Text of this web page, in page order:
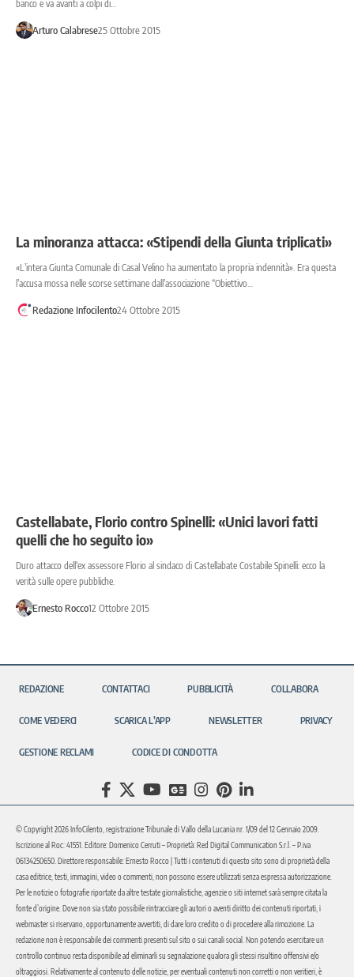
banco e va avanti a colpi di…
Arturo Calabrese25 Ottobre 2015
La minoranza attacca: «Stipendi della Giunta triplicati»
«L’intera Giunta Comunale di Casal Velino ha aumentato la propria indennità». Era questa
l’accusa mossa nelle scorse settimane dall’associazione “Obiettivo…
Redazione Infocilento24 Ottobre 2015
Castellabate, Florio contro Spinelli: «Unici lavori fatti
quelli che ho seguito io»
Duro attacco dell'ex assessore Florio al sindaco di Castellabate Costabile Spinelli: ecco la
verità sulle opere pubbliche.
Ernesto Rocco12 Ottobre 2015
REDAZIONE CONTATTACI PUBBLICITÀ COLLABORA
COME VEDERCI SCARICA L’APP NEWSLETTER PRIVACY
GESTIONE RECLAMI CODICE DI CONDOTTA
© Copyright 2026 InfoCilento, registrazione Tribunale di Vallo della Lucania nr. 1/09 del 12 Gennaio 2009.
Iscrizione al Roc: 41551. Editore: Domenico Cerruti – Proprietà: Red Digital Communication S.r.l. – P.iva
06134250650. Direttore responsabile: Ernesto Rocco | Tutti i contenuti di questo sito sono di proprietà della
casa editrice, testi, immagini, video o commenti, non possono essere utilizzati senza espressa autorizzazione.
Per le notizie o fotografie riportate da altre testate giornalistiche, agenzie o siti internet sarà sempre citata la
fonte d’origine. Dove non sia stato possibile rintracciare gli autori o aventi diritto dei contenuti riportati, i
webmaster si riservano, opportunamente avvertiti, di dare loro credito o di procedere alla rimozione. La
redazione non è responsabile dei commenti presenti sul sito o sui canali social. Non potendo esercitare un
controllo continuo resta disponibile ad eliminarli su segnalazione qualora gli stessi risultino offensivi e/o
oltraggiosi. Relativamente al contenuto delle notizie, per eventuali contenuti non corretti o non veritieri, è